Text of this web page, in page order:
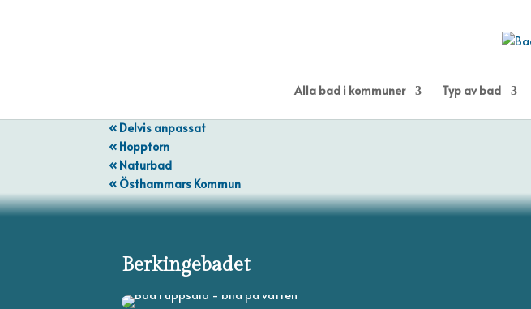
Alla bad i kommuner Typ av bad
« Delvis anpassat
« Hopptorn
« Naturbad
« Östhammars Kommun
Berkingebadet